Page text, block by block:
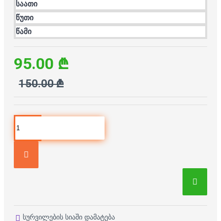
საათი
წუთი
წამი
95.00 ₾
150.00 ₾
სურვილების სიაში დამატება